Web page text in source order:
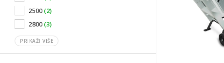
2500 (2)
2800 (3)
PRIKAŽI VIŠE